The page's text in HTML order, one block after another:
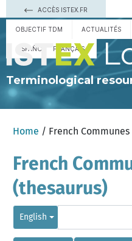
ACCÈS ISTEX.FR
OBJECTIF TDM ACTUALITÉS
ESPAÑOL FRANÇAIS
Terminological
Home / French
French
(thesaurus)
English